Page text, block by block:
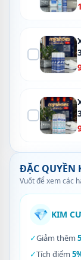
ĐẶC QUYỀN
Vuốt để xem các
💎 KIM
✓Giảm thêm
✓Tích điểm